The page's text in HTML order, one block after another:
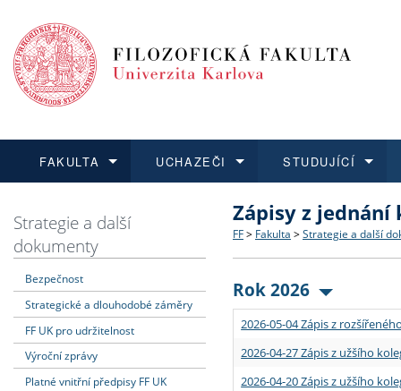
FAKULTA
Dozvědět se více
Struktura a historie
Strategie a další
Podpora a benefity pro
Absolventi fakulty
UCHAZEČI
Podat přihlášku
Co studovat a jak se
Učitelské studijní
Informace k průběhu
STUDUJÍCÍ
Dozvědět se více
Bakalářské a magisterské
Doktorské studium
Rigorózní řízení
Dozvědět se více
O vědě a výzkumu na FF
Akademické kvalifikace
Granty a projekty
Dozvědět se více
Aktuální nabídky a
Vyjíždějící studenti
Přijíždějící studenti
Vyjíždějící zaměstnanci
Strategie a další
dokumenty
Bezpečnost
Strategické a dlouhodobé záměry
FF UK pro udržitelnost
Výroční zprávy
Platné vnitřní předpisy FF UK
Zápisy z jednání
FF > Fakulta > Strategie a další
Rok 2026
2026-05-04 Zápis z
2026-04-27 Zápis z užšího
2026-04-20 Zápis z užšího